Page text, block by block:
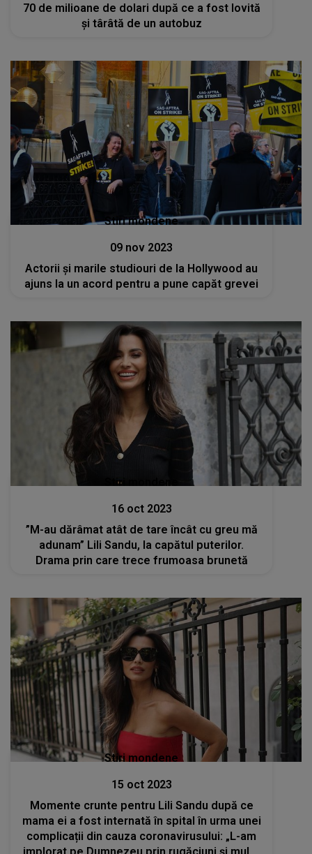
70 de milioane de dolari după ce a fost lovită
și târâtă de un autobuz
Stiri mondene
09 nov 2023
Actorii şi marile studiouri de la Hollywood au
ajuns la un acord pentru a pune capăt grevei
Stiri mondene
16 oct 2023
”M-au dărâmat atât de tare încât cu greu mă
adunam” Lili Sandu, la capătul puterilor.
Drama prin care trece frumoasa brunetă
Stiri mondene
15 oct 2023
Momente crunte pentru Lili Sandu după ce
mama ei a fost internată în spital în urma unei
complicații din cauza coronavirusului: „L-am